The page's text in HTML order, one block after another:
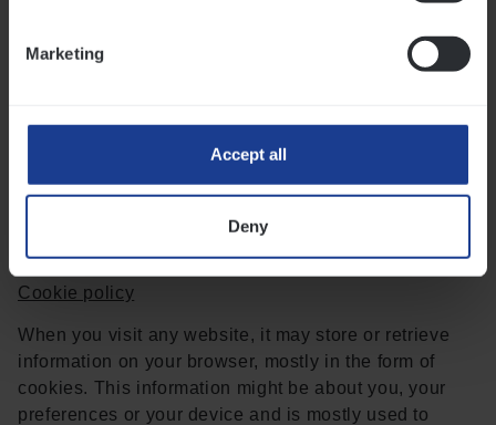
Marketing
Accept all
Deny
Lees hieronder de beschrijving van elke categorie
By clicking “Accept all cookies”, you agree to the
navigation, analyze site usage, and assist in our
Cookie policy
When you visit any website, it may store or retrieve
information on your browser, mostly in the form of
cookies. This information might be about you, your
preferences or your device and is mostly used to